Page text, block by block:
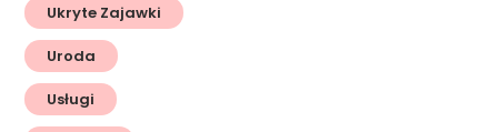
Ukryte Zajawki
Uroda
Usługi